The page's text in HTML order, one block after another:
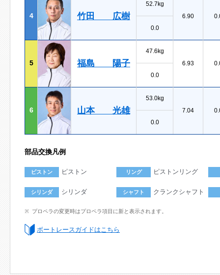
4 竹田 広樹
52.7kg
6.90
0.0
5 福島 陽子
47.6kg
6.93
0.0
6 山本 光雄
53.0kg
7.04
0.0
部品交換凡例
ピストン ピストン リング ピストンリング
シリンダ シリンダ シャフト クランクシャフト
プロペラの変更時はプロペラ項目に新と表示されます。
ボートレースガイドはこちら